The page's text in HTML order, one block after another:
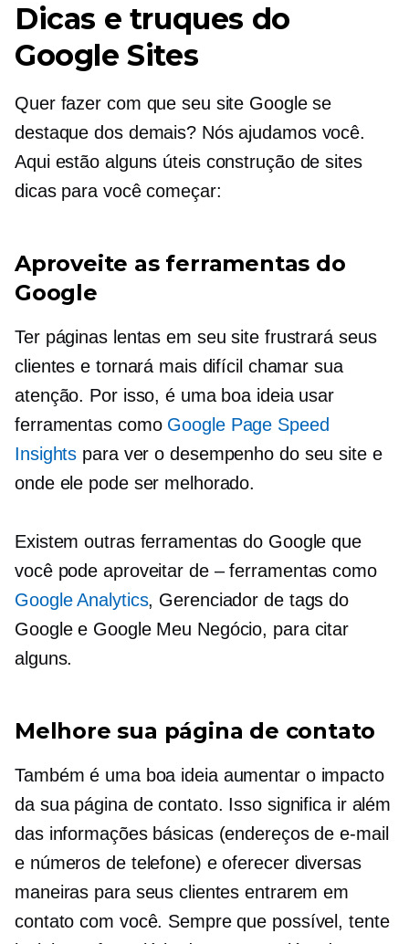
Dicas e truques do
Google Sites
Quer fazer com que seu site Google se
destaque dos demais? Nós ajudamos você.
Aqui estão alguns úteis construção de sites
dicas para você começar:
Aproveite as ferramentas do
Google
Ter páginas lentas em seu site frustrará seus
clientes e tornará mais difícil chamar sua
atenção. Por isso, é uma boa ideia usar
ferramentas como Google Page Speed ​​
Insights para ver o desempenho do seu site e
onde ele pode ser melhorado.
Existem outras ferramentas do Google que
você pode aproveitar de – ferramentas como
Google Analytics, Gerenciador de tags do
Google e Google Meu Negócio, para citar
alguns.
Melhore sua página de contato
Também é uma boa ideia aumentar o impacto
da sua página de contato. Isso significa ir além
das informações básicas (endereços de e-mail
e números de telefone) e oferecer diversas
maneiras para seus clientes entrarem em
contato com você. Sempre que possível, tente